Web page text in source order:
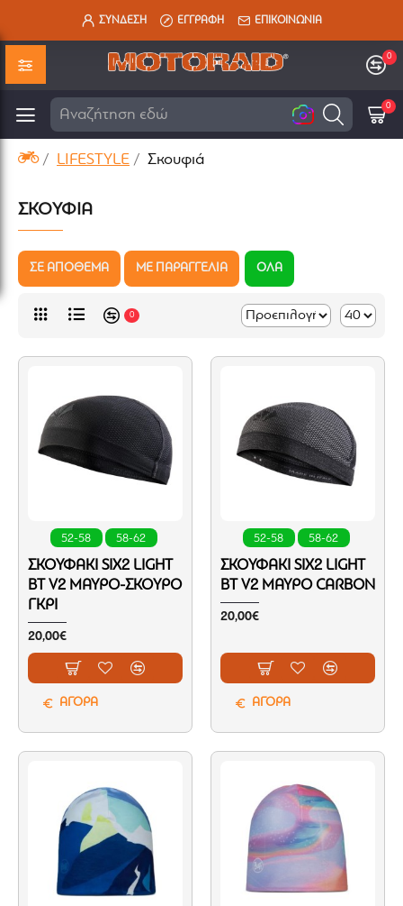
ΣΥΝΔΕΣΗ ΕΓΓΡΑΦΗ ΕΠΙΚΟΙΝΩΝΙΑ
0
Ψάχνω
0
LIFESTYLE Σκουφιά
ΣΚΟΥΦΙΆ
ΣΕ ΑΠΟΘΕΜΑ ΜΕ ΠΑΡΑΓΓΕΛΙΑ ΟΛΑ
0
52-58 58-62
ΣΚΟΥΦΆΚΙ SIX2 LIGHT
BT V2 ΜΑΎΡΟ-ΣΚΟΎΡΟ
ΓΚΡΙ
20,00€
ΑΓΟΡΑ
52-58 58-62
ΣΚΟΥΦΆΚΙ SIX2 LIGHT
BT V2 ΜΑΎΡΟ CARBON
20,00€
ΑΓΟΡΑ